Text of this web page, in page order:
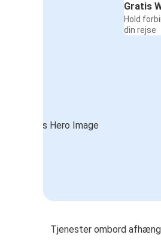
Gratis
Hold
din rejse
Tjenester ombord